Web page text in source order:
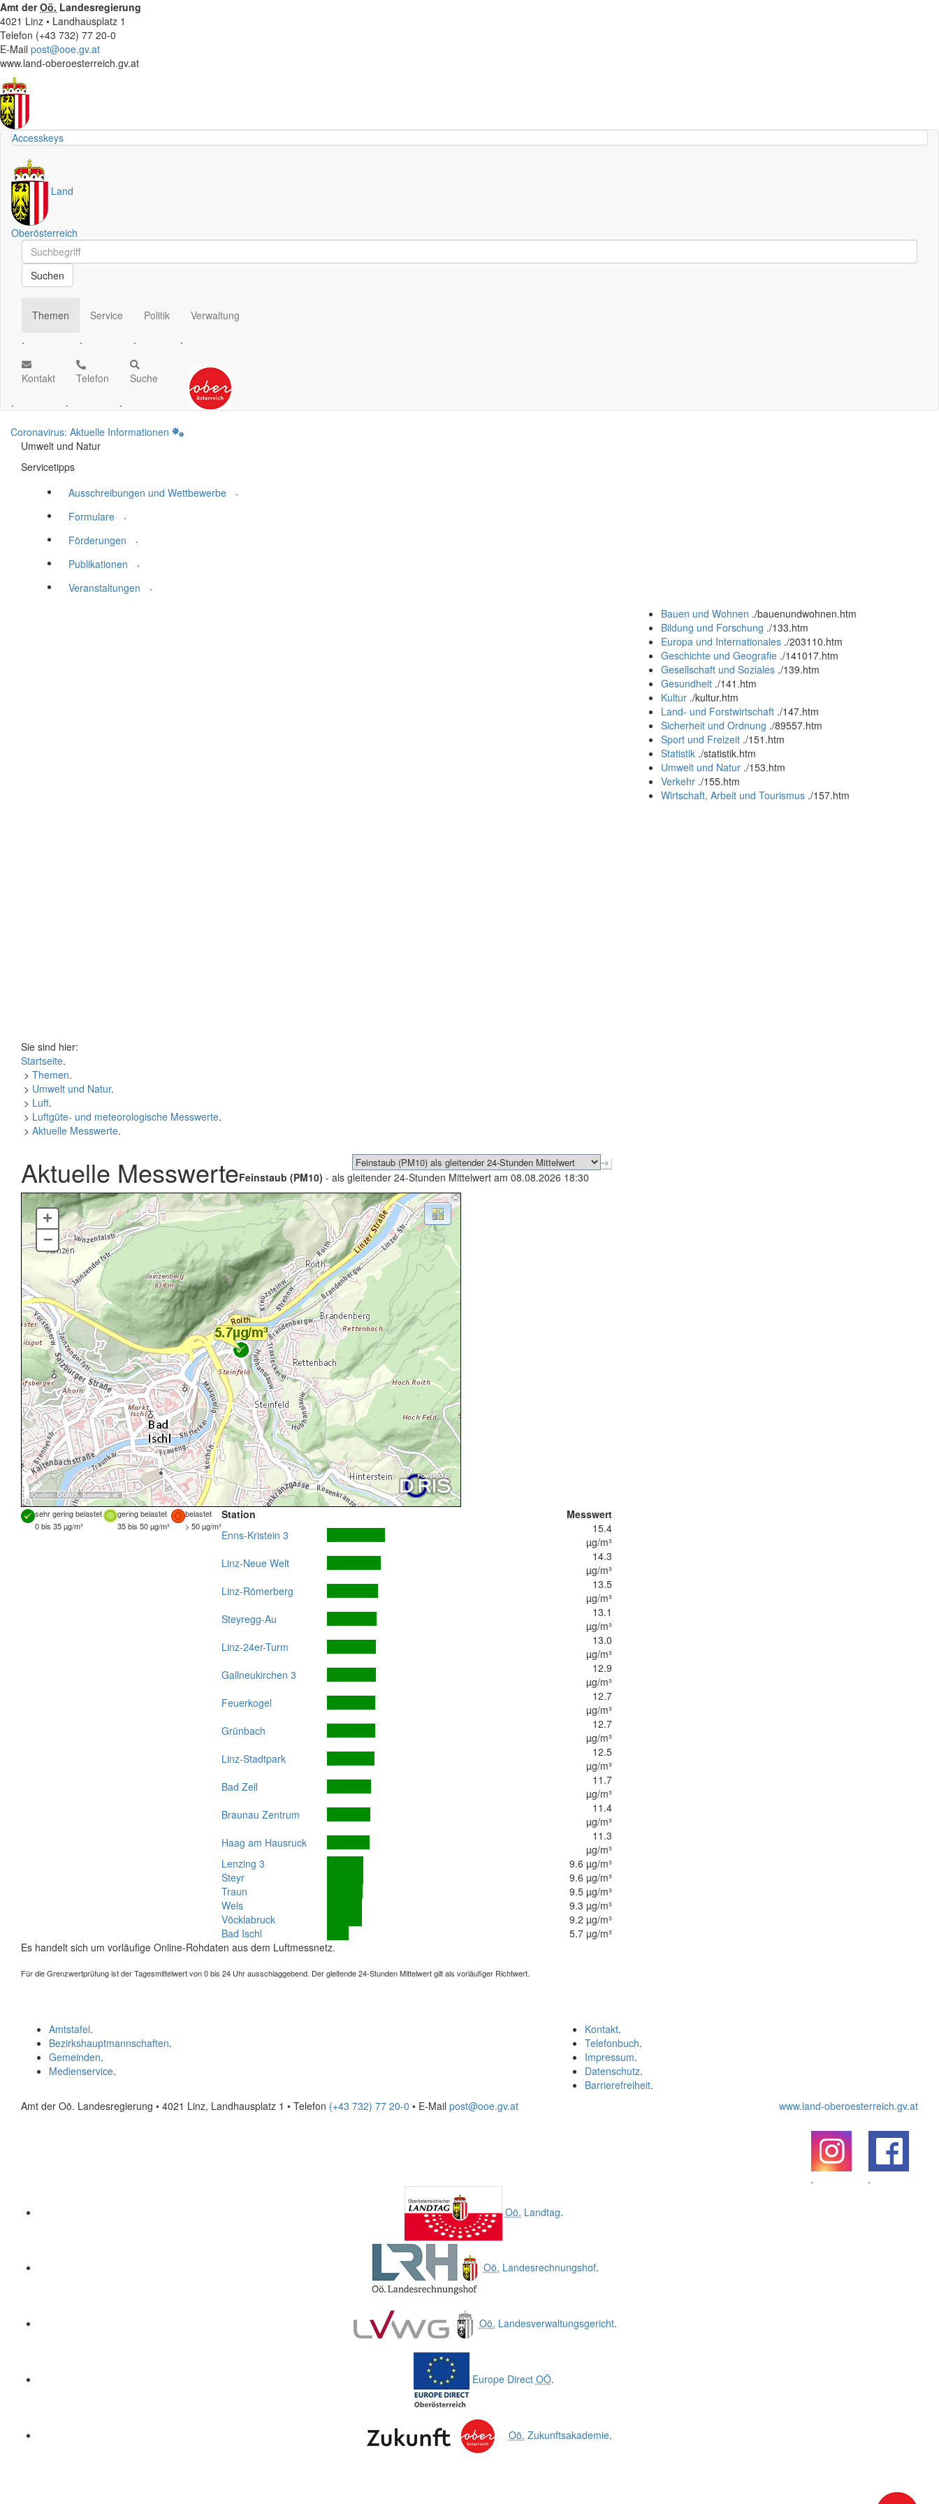
Amt derOö. Landesregierung
4021 Linz • Landhausplatz 1
Telefon (+43 732) 77 20-0
E-Mail post@ooe.gv.at
www.land-oberoesterreich.gv.at
Accesskeys
Land
Oberösterreich
Schnellsuche
Schnellsuche
Suchen
Themen
.
Service
.
Politik
.
Verwaltung
.
Kontakt
.
Telefon
.
Suche
.
Coronavirus: Aktuelle Informationen
Umwelt und Natur
Servicetipps
Ausschreibungen und Wettbewerbe
.
Formulare
.
Förderungen
.
Publikationen
.
Veranstaltungen
.
Bauen und Wohnen ./bauenundwohnen.htm
Bildung und Forschung ./133.htm
Europa und Internationales ./203110.htm
Geschichte und Geografie ./141017.htm
Gesellschaft und Soziales ./139.htm
Gesundheit ./141.htm
Kultur ./kultur.htm
Land- und Forstwirtschaft ./147.htm
Sicherheit und Ordnung ./89557.htm
Sport und Freizeit ./151.htm
Statistik ./statistik.htm
Umwelt und Natur ./153.htm
Verkehr ./155.htm
Wirtschaft, Arbeit und Tourismus ./157.htm
Sie sind hier:
Startseite.
> Themen.
> Umwelt und Natur.
> Luft.
> Luftgüte- und meteorologische Messwerte.
> Aktuelle Messwerte.
Aktuelle MesswerteFeinstaub (PM10) - als gleitender 24-Stunden Mittelwert am 08.08.2026 18:30
Quellen: DORIS, basemap.at
+
–
sehr gering belastet gering belastet
belastet
0 bis 35 µg/m³
35 bis 50 µg/m³ > 50 µg/m³
Station
Messwert
Enns-Kristein 3
15.4
µg/m³
Linz-Neue Welt
14.3
µg/m³
Linz-Römerberg
13.5
µg/m³
Steyregg-Au
13.1
µg/m³
Linz-24er-Turm
13.0
µg/m³
Gallneukirchen 3
12.9
µg/m³
Feuerkogel
12.7
µg/m³
Grünbach
12.7
µg/m³
Linz-Stadtpark
12.5
µg/m³
Bad Zell
11.7
µg/m³
Braunau Zentrum
11.4
µg/m³
Haag am Hausruck
11.3
µg/m³
Lenzing 3
9.6 µg/m³
Steyr
9.6 µg/m³
Traun
9.5 µg/m³
Wels
9.3 µg/m³
Vöcklabruck
9.2 µg/m³
Bad Ischl
5.7 µg/m³
Es handelt sich um vorläufige Online-Rohdaten aus dem Luftmessnetz.
Für die Grenzwertprüfung ist der Tagesmittelwert von 0 bis 24 Uhr ausschlaggebend. Der gleitende 24-Stunden Mittelwert gilt als vorläufiger Richtwert.
Kontakt.
Telefonbuch.
Impressum.
Datenschutz.
Barrierefreiheit.
Amtstafel.
Bezirkshauptmannschaften.
Gemeinden.
Medienservice.
Amt der Oö. Landesregierung • 4021 Linz, Landhausplatz 1 • Telefon (+43 732) 77 20-0 • E-Mail post@ooe.gv.at www.land-oberoesterreich.gv.at
.
.
Oö. Landtag.
Oö. Landesrechnungshof.
Oö. Landesverwaltungsgericht.
Europe Direct OÖ.
Oö. Zukunftsakademie.